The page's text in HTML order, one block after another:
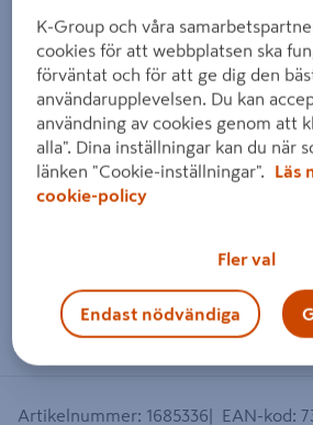
Dra på bilden för att
Artikelnummer: 1685336 EAN-kod:
K-Group och våra
cookies för att webbplatsen ska
förväntat och för att ge dig den
användarupplevelsen. Du kan
användning av cookies genom att
alla". Dina inställningar kan du när
länken "Cookie-inställningar".
Läs
cookie-policy
Fler val
Endast nödvändiga